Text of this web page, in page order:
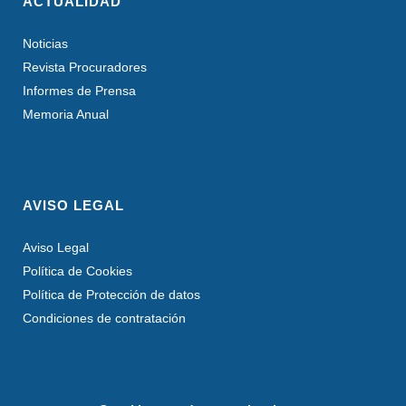
Noticias
Revista Procuradores
Informes de Prensa
Memoria Anual
AVISO LEGAL
Aviso Legal
Política de Cookies
Política de Protección de datos
Condiciones de contratación